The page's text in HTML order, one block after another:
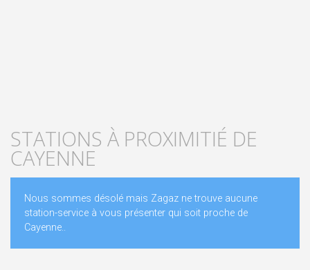
STATIONS À PROXIMITIÉ DE
CAYENNE
Nous sommes désolé mais Zagaz ne trouve aucune
station-service à vous présenter qui soit proche de
Cayenne..